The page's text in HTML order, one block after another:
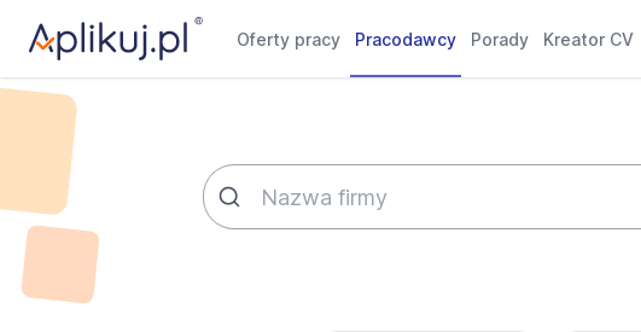
Oferty pracy Pracodawcy Porady Kreator CV